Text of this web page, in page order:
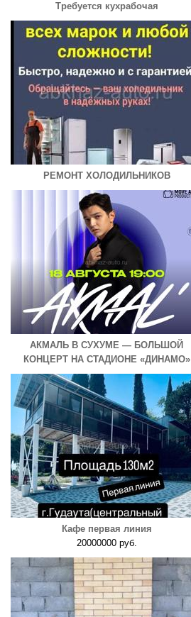
Требуется кухрабочая
РЕМОНТ ХОЛОДИЛЬНИКОВ
АКМАЛЬ В СУХУМЕ — БОЛЬШОЙ
КОНЦЕРТ НА СТАДИОНЕ «ДИНАМО»
Кафе первая линия
20000000 руб.